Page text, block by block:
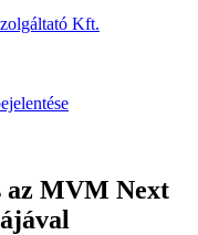
Kft.
az MVM Next